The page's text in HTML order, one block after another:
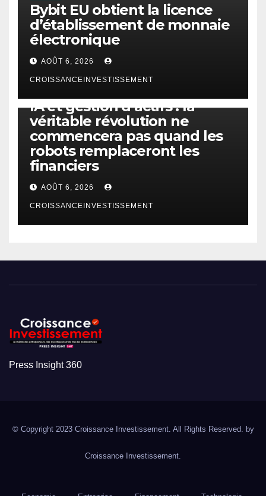
Bybit EU obtient la licence
d’établissement de monnaie
électronique
AOÛT 6, 2026
CROISSANCEINVESTISSEMENT
IA et gestion d’actifs : la
véritable révolution ne
commencera pas quand les
robots remplaceront les
financiers
AOÛT 6, 2026
CROISSANCEINVESTISSEMENT
Press Insight 360
© Copyright 2023 Croissance Investissement. All Rights Reserved. by
Croissance Investissement.